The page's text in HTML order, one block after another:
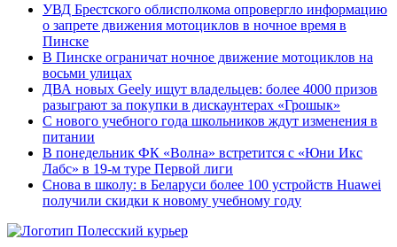
УВД Брестского облисполкома опровергло информацию
о запрете движения мотоциклов в ночное время в
Пинске
В Пинске ограничат ночное движение мотоциклов на
восьми улицах
ДВА новых Geely ищут владельцев: более 4000 призов
разыграют за покупки в дискаунтерах «Грошык»
С нового учебного года школьников ждут изменения в
питании
В понедельник ФК «Волна» встретится с «Юни Икс
Лабс» в 19-м туре Первой лиги
Снова в школу: в Беларуси более 100 устройств Huawei
получили скидки к новому учебному году